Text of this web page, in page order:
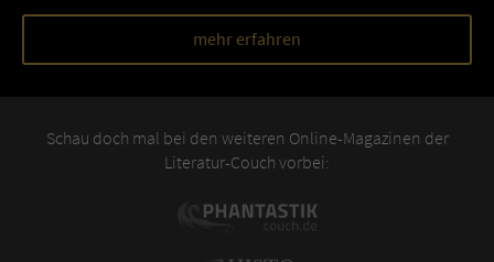
mehr erfahren
Schau doch mal bei den weiteren Online-Magazinen der
Literatur-Couch vorbei: